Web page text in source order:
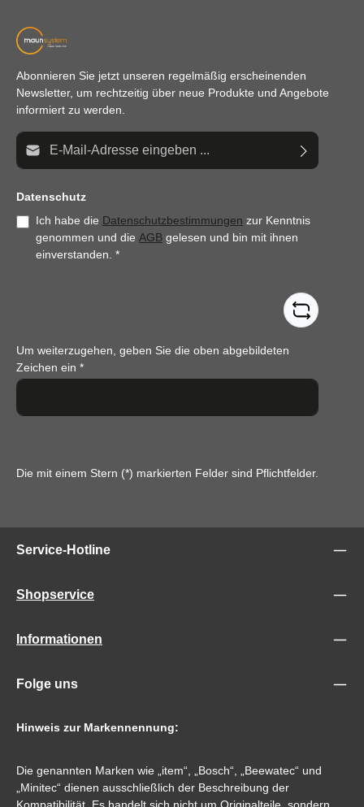
Abonnieren Sie jetzt unseren regelmäßig erscheinenden
Newsletter, um rechtzeitig über neue Produkte und Angebote
informiert zu werden.
E-Mail-Adresse*
Datenschutz
Ich habe die Datenschutzbestimmungen zur Kenntnis
genommen und die AGB gelesen und bin mit ihnen
einverstanden. *
Um weiterzugehen, geben Sie die oben abgebildeten
Zeichen ein *
Die mit einem Stern (*) markierten Felder sind Pflichtfelder.
Service-Hotline
Shopservice
Informationen
Folge uns
Hinweis zur Markennennung:
Die genannten Marken wie „item“, „Bosch“, „Beewatec“ und
„Minitec“ dienen ausschließlich der Beschreibung der
Kompatibilität. Es handelt sich nicht um Originalteile, sondern